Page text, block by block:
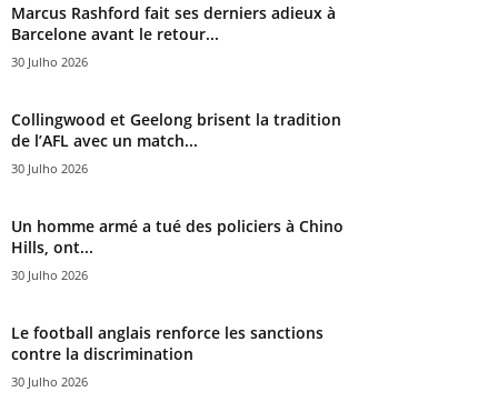
Marcus Rashford fait ses derniers adieux à
Barcelone avant le retour...
30 Julho 2026
Collingwood et Geelong brisent la tradition
de l’AFL avec un match...
30 Julho 2026
Un homme armé a tué des policiers à Chino
Hills, ont...
30 Julho 2026
Le football anglais renforce les sanctions
contre la discrimination
30 Julho 2026